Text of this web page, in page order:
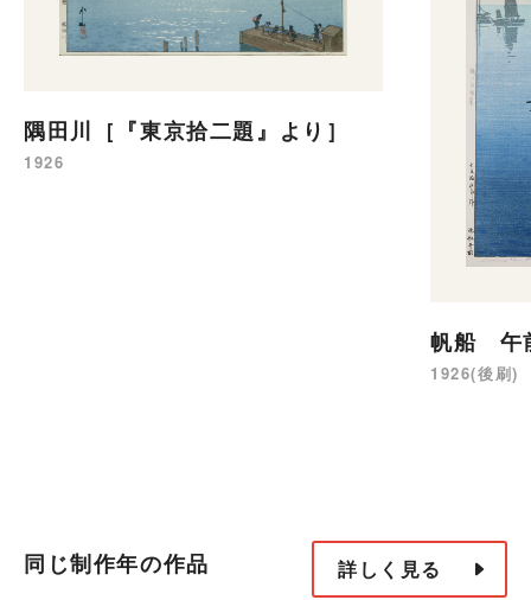
隅田川［『東京拾二題』より］
1926
帆船 午
1926(後刷)
同じ制作年の作品 詳しく見る